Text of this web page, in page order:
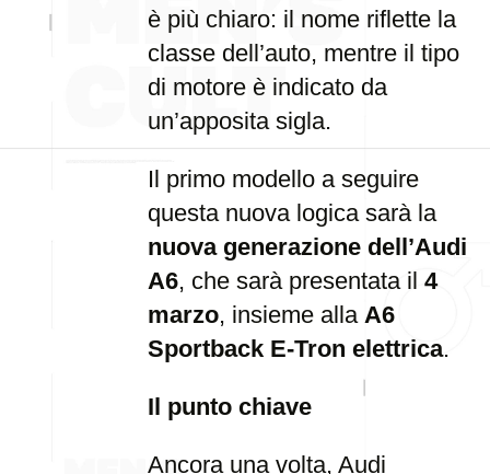
è più chiaro: il nome riflette la
classe dell’auto, mentre il tipo
di motore è indicato da
un’apposita sigla.
Il primo modello a seguire
questa nuova logica sarà la
nuova generazione dell’Audi
A6, che sarà presentata il 4
marzo, insieme alla A6
Sportback E-Tron elettrica.
Il punto chiave
Ancora una volta, Audi